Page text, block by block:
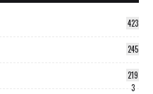
423
245
219
3